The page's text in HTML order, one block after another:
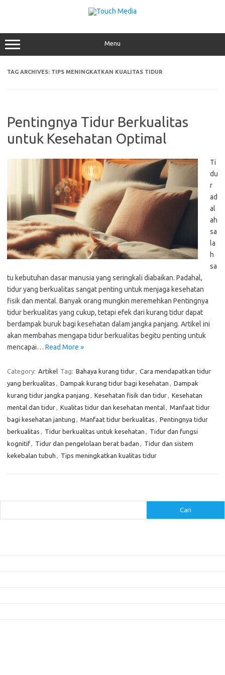
Menu
TAG ARCHIVES: TIPS MENINGKATKAN KUALITAS TIDUR
Pentingnya Tidur Berkualitas
untuk Kesehatan Optimal
Ti
du
r
ad
al
ah
sa
la
h
sa
tu kebutuhan dasar manusia yang seringkali diabaikan. Padahal,
tidur yang berkualitas sangat penting untuk menjaga kesehatan
fisik dan mental. Banyak orang mungkin meremehkan Pentingnya
tidur berkualitas yang cukup, tetapi efek dari kurang tidur dapat
berdampak buruk bagi kesehatan dalam jangka panjang. Artikel ini
akan membahas mengapa tidur berkualitas begitu penting untuk
mencapai… Read More »
Category: Artikel Tag: Bahaya kurang tidur, Cara mendapatkan tidur
yang berkualitas , Dampak kurang tidur bagi kesehatan , Dampak
kurang tidur jangka panjang , Kesehatan fisik dan tidur, Kesehatan
mental dan tidur, Kualitas tidur dan kesehatan mental, Manfaat tidur
bagi kesehatan jantung , Manfaat tidur berkualitas , Pentingnya tidur
berkualitas , Tidur berkualitas untuk kesehatan , Tidur dan fungsi
kognitif, Tidur dan pengelolaan berat badan , Tidur dan sistem
kekebalan tubuh , Tips meningkatkan kualitas tidur
Cari